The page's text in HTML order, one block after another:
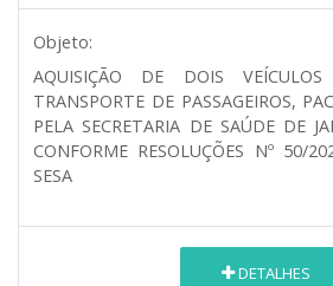
Objeto:
AQUISIÇÃO DE DOIS
TRANSPORTE DE PASSAGEIROS,
PELA SECRETARIA DE SAÚDE DE
CONFORME RESOLUÇÕES Nº 50/
SESA
DETALHES